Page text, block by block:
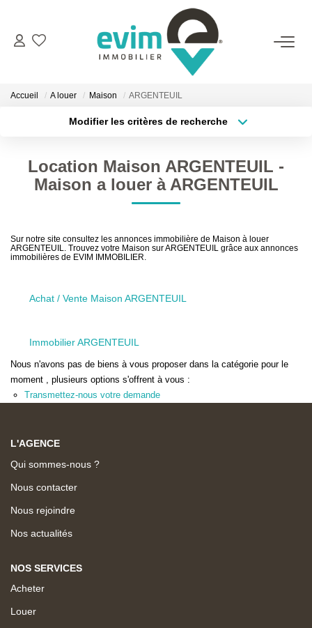
ACHETER
GESTION
L'application
Actualités
Accueil A louer Maison ARGENTEUIL
Modifier les critères de recherche
Sélectionnez...
Type de bien
Surface min
Créer une alerte
Location Maison ARGENTEUIL -
Maison a louer à ARGENTEUIL
Sur notre site consultez les annonces immobilière de Maison à louer
ARGENTEUIL. Trouvez votre Maison sur ARGENTEUIL grâce aux annonces
immobilières de EVIM IMMOBILIER.
Achat / Vente Maison ARGENTEUIL
Immobilier ARGENTEUIL
Nous n'avons pas de biens à vous proposer dans la catégorie pour le
moment , plusieurs options s'offrent à vous :
Transmettez-nous votre demande
L'AGENCE
Qui sommes-nous ?
Nous contacter
Nous rejoindre
Nos actualités
NOS SERVICES
Acheter
Louer